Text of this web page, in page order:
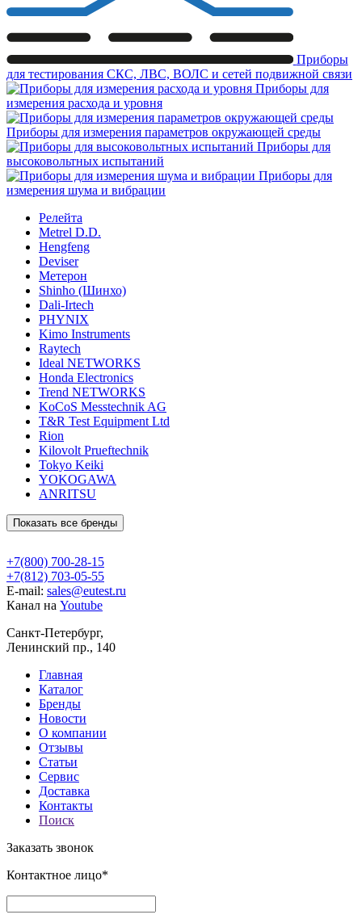
Приборы
для тестирования СКС, ЛВС, ВОЛС и сетей подвижной связи
Приборы для
измерения расхода и уровня
Приборы для измерения параметров окружающей среды
Приборы для
высоковольтных испытаний
Приборы для
измерения шума и вибрации
Релейта
Metrel D.D.
Hengfeng
Deviser
Метерон
Shinho (Шинхо)
Dali-Irtech
PHYNIX
Kimo Instruments
Raytech
Ideal NETWORKS
Honda Electronics
Trend NETWORKS
KoCoS Messtechnik AG
T&R Test Equipment Ltd
Rion
Kilovolt Prueftechnik
Tokyo Keiki
YOKOGAWA
ANRITSU
Показать все бренды
+7(800) 700-28-15
+7(812) 703-05-55
E-mail: sales@eutest.ru
Канал на Youtube
Санкт-Петербург,
Ленинский пр., 140
Главная
Каталог
Бренды
Новости
О компании
Отзывы
Статьи
Сервис
Доставка
Контакты
Поиск
Заказать звонок
Контактное лицо*